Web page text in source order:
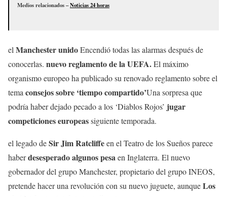
Medios relacionados –Noticias 24 horas
el Manchester unidoEncendió todas las alarmas después de
conocerlas. nuevo reglamento de la UEFA.El máximo
organismo europeo ha publicado su renovado reglamento sobre el
tema consejos sobre ‘tiempo compartido’Una sorpresa que
podría haber dejado pecado a los ‘Diablos Rojos’ jugar
competiciones europeassiguiente temporada.
el legado deSir Jim Ratcliffeen el Teatro de los Sueños parece
haberdesesperado algunos pesaen Inglaterra. El nuevo
gobernador del grupo Manchester, propietario del grupo INEOS,
pretende hacer una revolución con su nuevo juguete, aunqueLos